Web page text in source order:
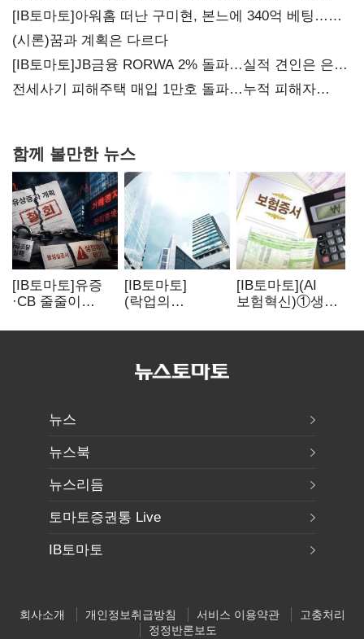
20년만에 '비상재정' 선언 승부수
[IB토마토]아워홈 떠난 구미현, 본느에 340억 베팅…
가족 지배체제 구축
(시론)꿈과 계획은 다르다
[IB토마토]JB금융 RORWA 2% 돌파…실적 견인은 은행
아닌 캐피탈
전세사기 피해주택 매입 1만호 돌파…누적 피해자
함께 볼만한 뉴스
[IB토마토]유증
·CB 줄줄이
벌점 급증에 상폐
[IB토마토]
(락업의
뛰자 첫날 매도…
갈렸다
[IB토마토](AI
보험혁신)①생산
개선…현실은
뉴스
뉴스북
뉴스리듬
토마토증권통 Live
IB토마토
회사소개 개인정보취급방침 서비스 이용약관
고충처리
정정반론보도